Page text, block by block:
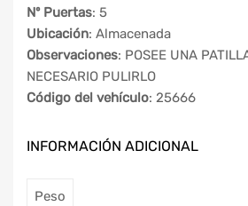
Nº Puertas: 5
Ubicación: Almacenada
Observaciones: POSEE UNA
NECESARIO PULIRLO
Código del vehículo: 25666
INFORMACIÓN ADICIONAL
Peso